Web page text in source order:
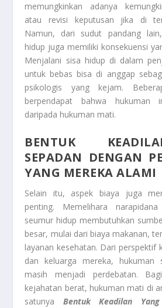
memungkinkan adanya
atau revisi keputusan jika di
Namun, dari sudut pandang
hidup juga memiliki konsekuensi
Menjalani sisa hidup di dalam
untuk bebas bisa di anggap
psikologis yang kejam.
berpendapat bahwa hukuman
daripada hukuman mati.
BENTUK
SEPADAN DENGAN
YANG MEREKA ALAMI
Selain itu, aspek biaya juga
penting. Memelihara
seumur hidup membutuhkan
besar, mulai dari biaya makanan,
layanan kesehatan. Dari perspektif
dan keluarga mereka, hukuman
masih menjadi perdebatan.
kejahatan berat, hukuman mati di
satunya Bentuk Keadilan